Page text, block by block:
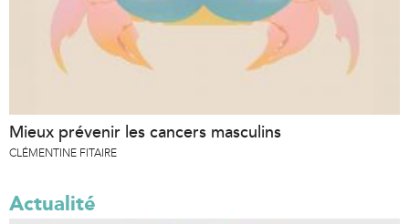
Mieux prévenir les cancers masculins
CLÉMENTINE FITAIRE
Actualité